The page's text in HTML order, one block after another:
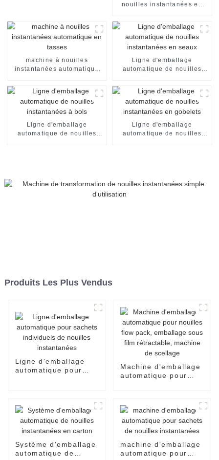
nouilles instantanées en
carton, pour emballage de
nouilles instantanées en
sachets individuels. Ligne
de production de
conditionnement.
machine à nouilles
instantanées automatique
Ligne d'emballage
automatique de nouilles
Ligne d'emballage
automatique de nouilles
Ligne d'emballage
automatique de nouilles
Produits Les Plus Vendus
Ligne d'emballage
automatique pour
Machine d'emballage
automatique pour
de scellage
Système d'emballage
automatique de
machine d'emballage
automatique pour